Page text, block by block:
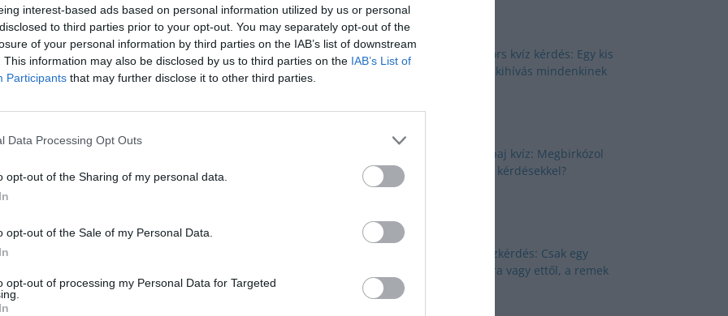
interest-based ads based on personal information utilized by us or personal
to third parties prior to your opt-out. You may separately opt-out of the
of your personal information by third parties on the IAB’s list of downstream
This information may also be disclosed by us to third parties on the IAB’s List of
Participants that may further disclose it to other third parties.
Data Processing Opt Outs
opt-out of the Sharing of my personal data.
opt-out of the Sale of my Personal Data.
opt-out of processing my Personal Data for Targeted
79.) – Fiola, Nagy Á. (Kleinheisler, 67.), Schäfer,
t, aki 10 méterről, szemben a kapuval nem hibázott,
tolt kettőt rajta, majd 20 méterről
a védőjét megelőzve 4 méterről a kapu bal oldalába fejelt
Nyolc gyors kvíz kérdés: Egy kis
izgalmas kihívás mindenkinek
Elmepárbaj kvíz: Megbirkózol
ezekkel a kérdésekkel?
Nyolc kvízkérdés: Csak egy
kattintásra vagy ettől, a remek